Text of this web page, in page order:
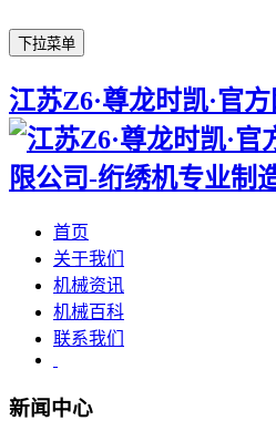
下拉菜单
江苏Z6·尊龙时凯·官
首页
关于我们
机械资讯
机械百科
联系我们
新闻中心